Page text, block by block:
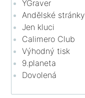
YGraver
Andělské stránky
Jen kluci
Calimero Club
Výhodný tisk
9.planeta
Dovolená